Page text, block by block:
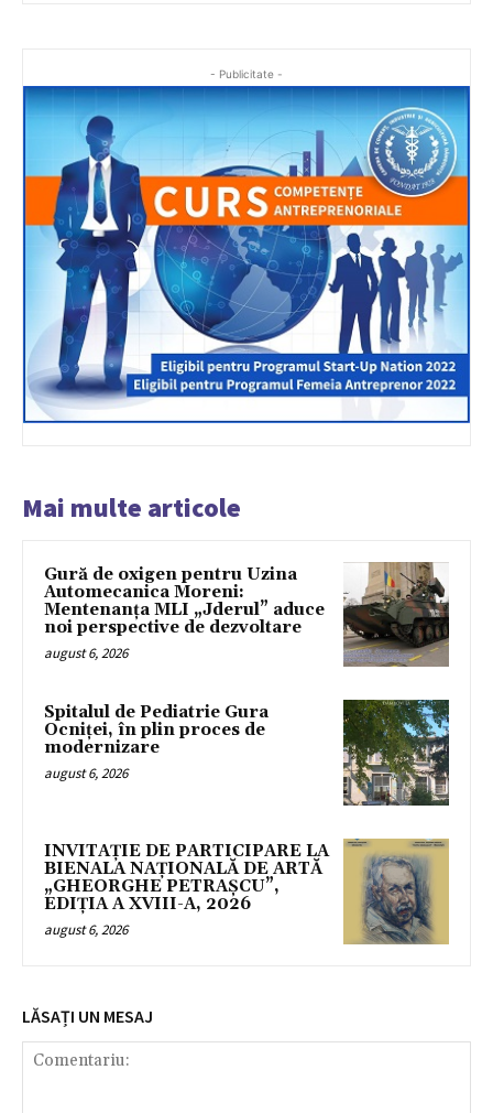
- Publicitate -
Mai multe articole
Gură de oxigen pentru Uzina
Automecanica Moreni:
Mentenanța MLI „Jderul” aduce
noi perspective de dezvoltare
august 6, 2026
Spitalul de Pediatrie Gura
Ocniței, în plin proces de
modernizare
august 6, 2026
INVITAȚIE DE PARTICIPARE LA
BIENALA NAȚIONALĂ DE ARTĂ
„GHEORGHE PETRAȘCU”,
EDIŢIA A XVIII-A, 2026
august 6, 2026
LĂSAȚI UN MESAJ